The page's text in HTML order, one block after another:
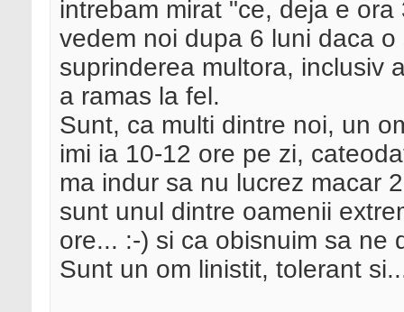
intrebam mirat "ce, deja e
vedem noi dupa 6 luni daca
suprinderea multora, inclusiv
a ramas la fel.
Sunt, ca multi dintre noi, un
imi ia 10-12 ore pe zi,
ma indur sa nu lucrez macar
sunt unul dintre oamenii
ore... :-) si ca obisnuim sa ne
Sunt un om linistit, tolerant